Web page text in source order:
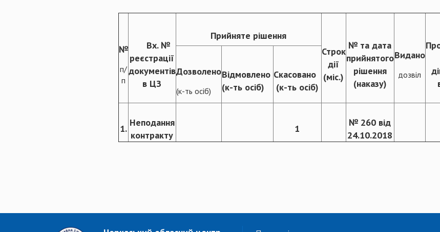
№
п/
п
Вх. №
реєстрації
документів
в ЦЗ
Прийняте рішення
Строк
дії
(міс.)
№ та дата
прийнятого
рішення
(наказу)
Видано
дозвіл
Дозволено
(к-ть осіб)
Відмовлено
(к-ть осіб)
Скасовано
(к-ть осіб)
1.
Неподання
контракту
1
№ 260 від
24.10.2018